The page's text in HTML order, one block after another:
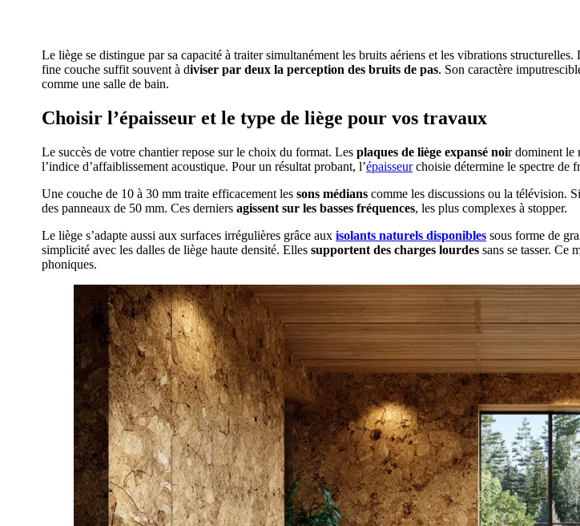
Le liège se distingue par sa capacité à traiter simultanément les bruits aériens et les vibrations structurelles.
fine couche suffit souvent à diviser par deux la perception des bruits de pas. Son caractère
comme une salle de bain.
Choisir l’épaisseur et le type de liège pour vos travaux
Le succès de votre chantier repose sur le choix du format. Les plaques de liège expansé noir dominent le
l’indice d’affaiblissement acoustique. Pour un résultat probant, l’épaisseurchoisie détermine le spectre de
Une couche de 10 à 30 mm traite efficacement les sons médians comme les discussions ou la télévision.
des panneaux de 50 mm. Ces derniers agissent sur les basses fréquences, les plus complexes à stopper.
Le liège s’adapte aussi aux surfaces irrégulières grâce aux isolants naturels disponibles sous forme de
simplicité avec les dalles de liège haute densité. Elles supportent des charges lourdes sans se tasser. Ce
phoniques.